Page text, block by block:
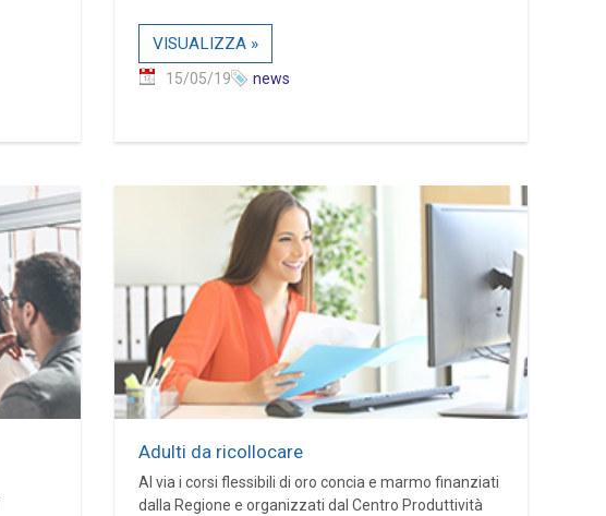
VISUALIZZA »
15/05/19 news
Adulti da ricollocare
Al via i corsi flessibili di oro concia e marmo finanziati
dalla Regione e organizzati dal Centro Produttività